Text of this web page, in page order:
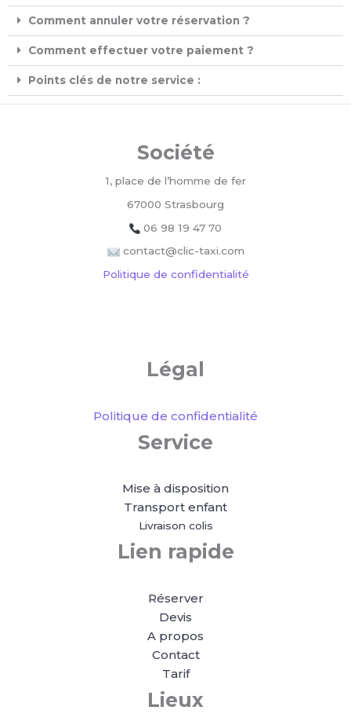
Comment annuler votre réservation ?
Comment effectuer votre paiement ?
Points clés de notre service :
Société
1, place de l’homme de fer
67000 Strasbourg
06 98 19 47 70
contact@clic-taxi.com
Politique de confidentialité
Légal
Politique de confidentialité
Service
Mise à disposition
Transport enfant
Livraison colis
Lien rapide
Réserver
Devis
A propos
Contact
Tarif
Lieux